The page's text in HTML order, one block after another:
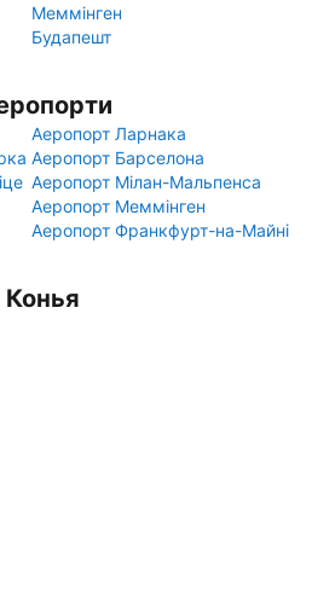
Меммінген
Будапешт
Аеропорт Ларнака
Аеропорт Барселона
Аеропорт Мілан-Мальпенса
Аеропорт Меммінген
Аеропорт Франкфурт-на-Майні